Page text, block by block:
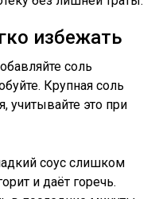
избежать
соль
Крупная соль
учитывайте это при
соус слишком
и даёт горечь.